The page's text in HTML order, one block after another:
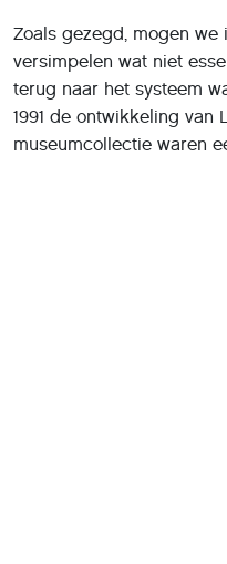
Zoals gezegd, mogen we
versimpelen wat niet
terug naar het systeem
1991 de ontwikkeling van
museumcollectie waren